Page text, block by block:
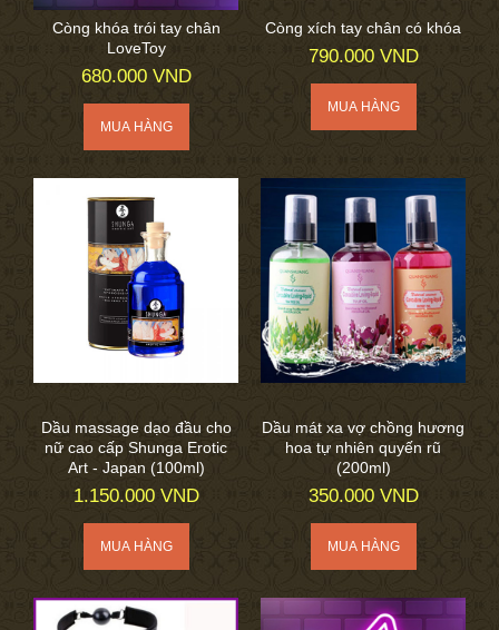
Còng khóa trói tay chân
LoveToy
680.000 VND
Còng xích tay chân có khóa
790.000 VND
Dầu massage dạo đầu cho
nữ cao cấp Shunga Erotic
Art - Japan (100ml)
1.150.000 VND
Dầu mát xa vợ chồng hương
hoa tự nhiên quyến rũ
(200ml)
350.000 VND